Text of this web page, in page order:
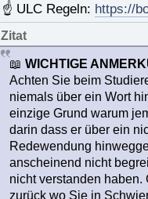
☝ ULC Regeln: https://
Zitat
📖 WICHTIGE
Achten Sie beim
niemals über ein Wort
einzige Grund warum
darin dass er über ein
Redewendung
anscheinend nicht
nicht verstanden
zurück wo Sie in